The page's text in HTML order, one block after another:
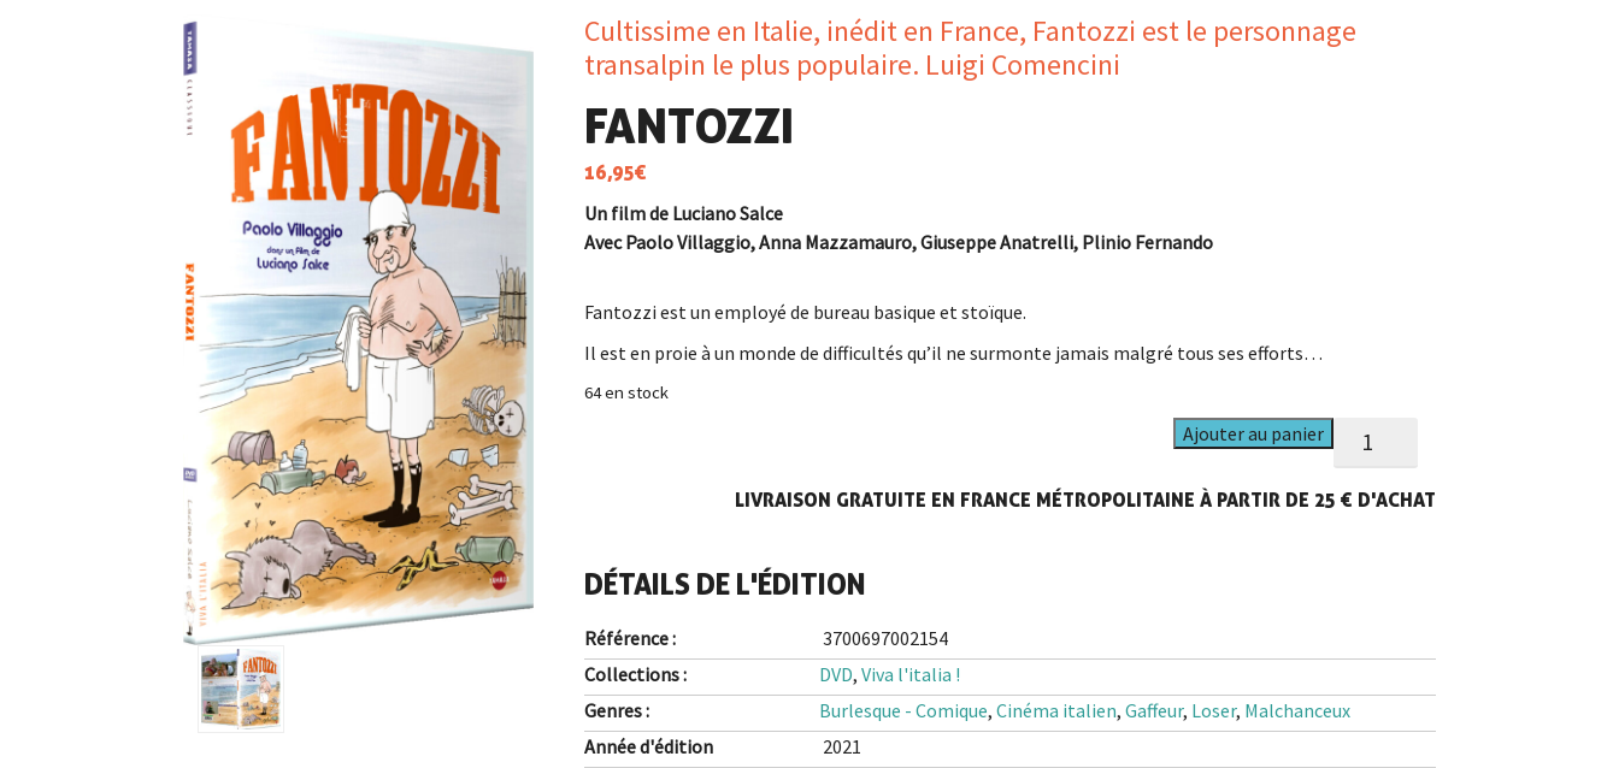
Cultissime en Italie, inédit en France, Fantozzi est le personnage
transalpin le plus populaire. Luigi Comencini
FANTOZZI
16,95€
Un film de Luciano Salce
Avec Paolo Villaggio, Anna Mazzamauro, Giuseppe Anatrelli, Plinio Fernando
Fantozzi est un employé de bureau basique et stoïque.
Il est en proie à un monde de difficultés qu’il ne surmonte jamais malgré tous ses efforts…
64 en stock
quantité
Fantozzi
Ajouter au panier
LIVRAISON GRATUITE EN FRANCE MÉTROPOLITAINE À PARTIR DE 25 € D'ACHAT
DÉTAILS DE L'ÉDITION
Référence :
3700697002154
Collections :
DVD, Viva l'italia !
Genres :
Burlesque - Comique, Cinéma italien, Gaffeur, Loser, Malchanceux
Année d'édition
2021